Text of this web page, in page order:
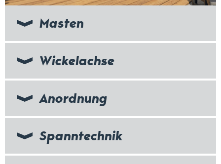
Masten
Wickelachse
Anordnung
Spanntechnik